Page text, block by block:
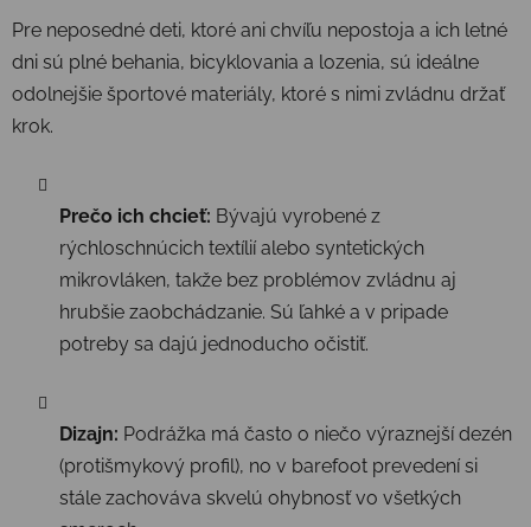
Pre neposedné deti, ktoré ani chvíľu nepostoja a ich letné
dni sú plné behania, bicyklovania a lozenia, sú ideálne
odolnejšie športové materiály, ktoré s nimi zvládnu držať
krok.
Prečo ich chcieť: Bývajú vyrobené z
rýchloschnúcich textílií alebo syntetických
mikrovláken, takže bez problémov zvládnu aj
hrubšie zaobchádzanie. Sú ľahké a v pripade
potreby sa dajú jednoducho očistiť.
Dizajn: Podrážka má často o niečo výraznejší dezén
(protišmykový profil), no v barefoot prevedení si
stále zachováva skvelú ohybnosť vo všetkých